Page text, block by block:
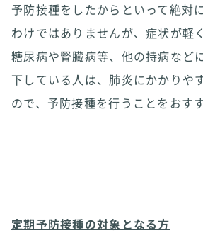
予防接種をしたからといって絶対
わけではありませんが、症状が軽
糖尿病や腎臓病等、他の持病など
下している人は、肺炎にかかりや
ので、予防接種を行うことをおす
定期予防接種の対象となる方